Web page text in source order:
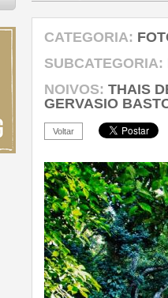
CATEGORIA:
SUBCATEGORIA:
NOIVOS: THAIS
GERVASIO
Voltar